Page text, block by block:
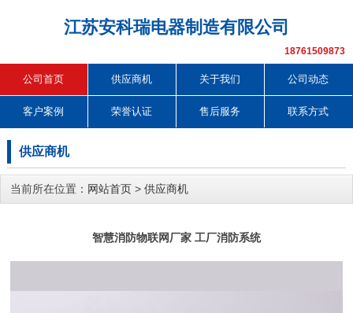
江苏安科瑞电器制造有限公司
18761509873
公司首页 供应商机 关于我们 公司动态
客户案例 荣誉认证 售后服务 联系方式
供应商机
当前所在位置： 网站首页 > 供应商机
智慧消防物联网厂家 工厂消防系统